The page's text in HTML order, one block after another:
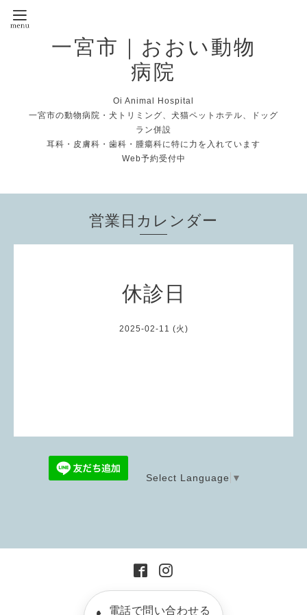
一宮市｜おおい動物
病院
Oi Animal Hospital
一宮市の動物病院・犬トリミング、犬猫ペットホテル、ドッグ
ラン併設
耳科・皮膚科・歯科・腫瘍科に特に力を入れています
Web予約受付中
営業日カレンダー
休診日
2025-02-11 (火)
Select Language ▼
電話で問い合わせる